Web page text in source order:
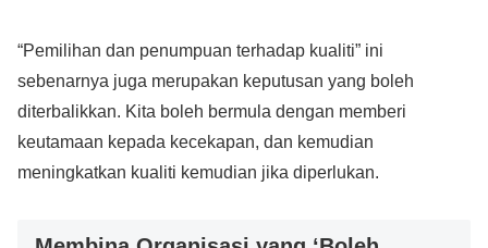
“Pemilihan dan penumpuan terhadap kualiti” ini
sebenarnya juga merupakan keputusan yang boleh
diterbalikkan. Kita boleh bermula dengan memberi
keutamaan kepada kecekapan, dan kemudian
meningkatkan kualiti kemudian jika diperlukan.